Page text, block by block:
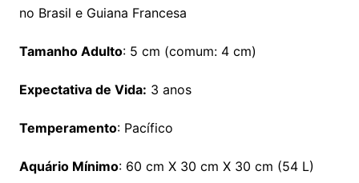
no Brasil e Guiana Francesa
Tamanho Adulto: 5 cm (comum: 4 cm)
Expectativa de Vida: 3 anos
Temperamento: Pacífico
Aquário Mínimo: 60 cm X 30 cm X 30 cm (54 L)